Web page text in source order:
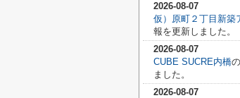
2026-08-07
仮）原町２丁目新築
報を更新しました。
2026-08-07
CUBE SUCRE内橋
ました。
2026-08-07